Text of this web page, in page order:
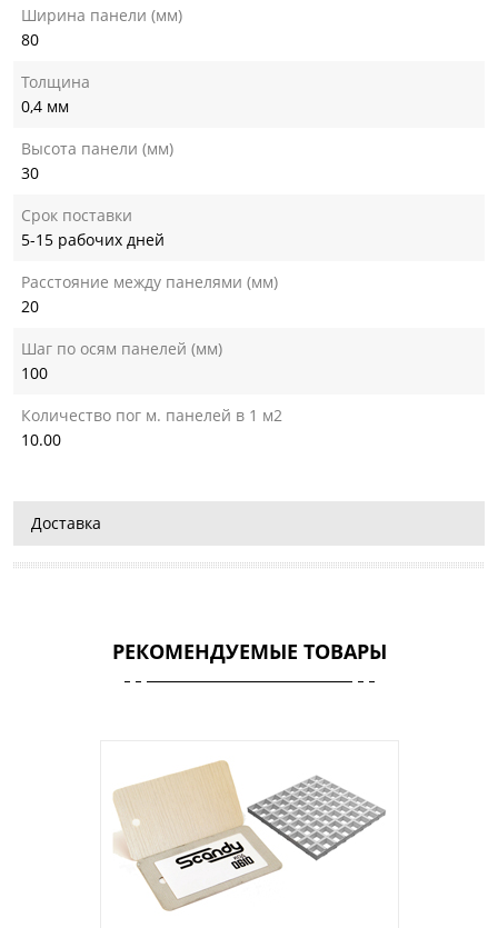
Ширина панели (мм)
80
Толщина
0,4 мм
Высота панели (мм)
30
Срок поставки
5-15 рабочих дней
Расстояние между панелями (мм)
20
Шаг по осям панелей (мм)
100
Количество пог м. панелей в 1 м2
10.00
Доставка
РЕКОМЕНДУЕМЫЕ ТОВАРЫ